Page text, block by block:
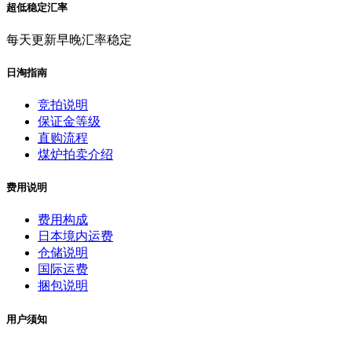
超低稳定汇率
每天更新早晚汇率稳定
日淘指南
竞拍说明
保证金等级
直购流程
煤炉拍卖介绍
费用说明
费用构成
日本境内运费
仓储说明
国际运费
捆包说明
用户须知